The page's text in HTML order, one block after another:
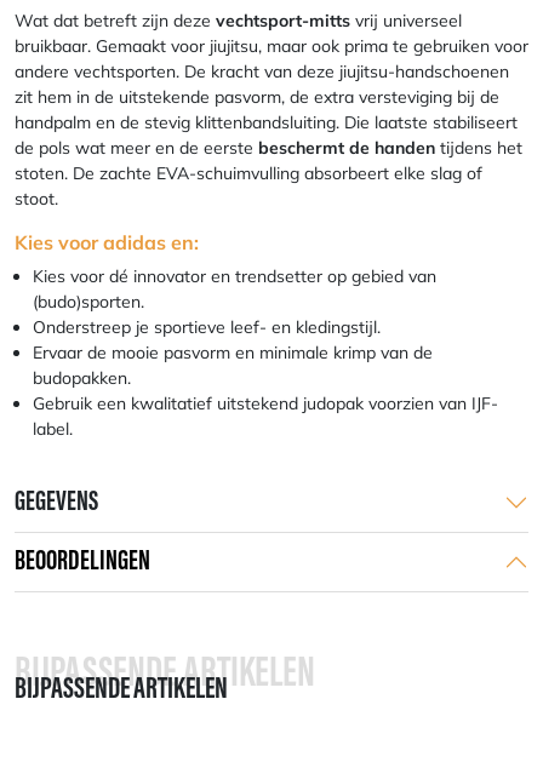
Wat dat betreft zijn deze vechtsport-mitts vrij universeel
bruikbaar. Gemaakt voor jiujitsu, maar ook prima te gebruiken voor
andere vechtsporten. De kracht van deze jiujitsu-handschoenen
zit hem in de uitstekende pasvorm, de extra versteviging bij de
handpalm en de stevig klittenbandsluiting. Die laatste stabiliseert
de pols wat meer en de eerste beschermt de handen tijdens het
stoten. De zachte EVA-schuimvulling absorbeert elke slag of
stoot.
Kies voor adidas en:
Kies voor dé innovator en trendsetter op gebied van
(budo)sporten.
Onderstreep je sportieve leef- en kledingstijl.
Ervaar de mooie pasvorm en minimale krimp van de
budopakken.
Gebruik een kwalitatief uitstekend judopak voorzien van IJF-
label.
GEGEVENS
BEOORDELINGEN
BIJPASSENDE ARTIKELEN
BIJPASSENDE ARTIKELEN